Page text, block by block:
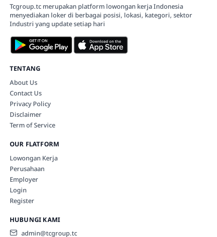
Tcgroup.tc merupakan platform lowongan kerja Indonesia
menyediakan loker di berbagai posisi, lokasi, kategori, sektor
Industri yang update setiap hari
TENTANG
About Us
Contact Us
Privacy Policy
Disclaimer
Term of Service
OUR FLATFORM
Lowongan Kerja
Perusahaan
Employer
Login
Register
HUBUNGI KAMI
admin@tcgroup.tc